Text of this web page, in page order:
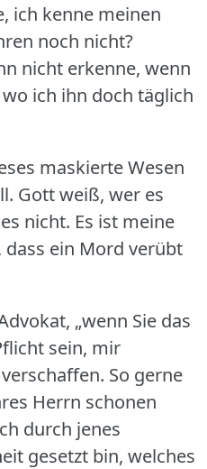
ich kenne meinen
noch nicht?
nicht erkenne, wenn
ich ihn doch täglich
maskierte Wesen
Gott weiß, wer es
nicht. Es ist meine
ein Mord verübt
„wenn Sie das
sein, mir
So gerne
Herrn schonen
durch jenes
gesetzt bin, welches